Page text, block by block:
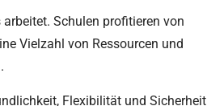
Schulen profitieren von
Vielzahl von Ressourcen und
Flexibilität und Sicherheit